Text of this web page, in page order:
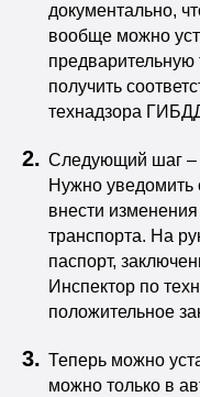
документально,
вообще можно
предварительную
получить
технадзора
Следующий шаг –
Нужно уведомить
внести
транспорта. На
паспорт,
Инспектор по
положительное
Теперь можно
можно только в